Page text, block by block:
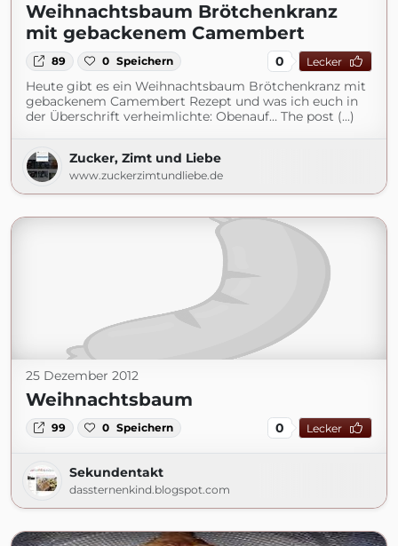
Weihnachtsbaum Brötchenkranz
mit gebackenem Camembert
89 0 Speichern 0 Lecker
Heute gibt es ein Weihnachtsbaum Brötchenkranz mit
gebackenem Camembert Rezept und was ich euch in
der Überschrift verheimlichte: Obenauf… The post (...)
Zucker, Zimt und Liebe
www.zuckerzimtundliebe.de
25 Dezember 2012
Weihnachtsbaum
99 0 Speichern 0 Lecker
Sekundentakt
dassternenkind.blogspot.com